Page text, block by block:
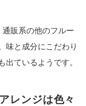
販系の他のフルー
味と成分にこだわり
出ているようです。
レンジは色々